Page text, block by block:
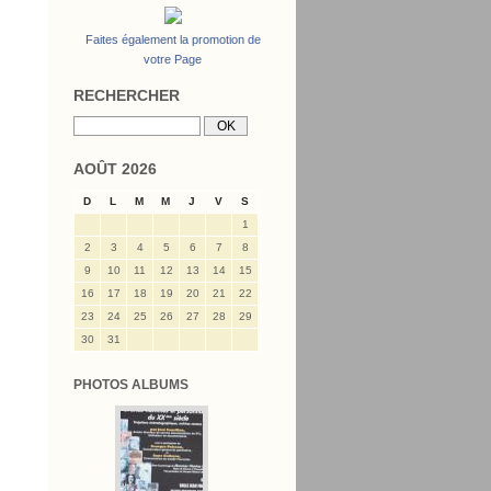
Faites également la promotion de
votre Page
RECHERCHER
AOÛT 2026
D L M M J V
S
1
2
3 4 5 6 7
8
9
10 11 12 13 14
15
16
17 18 19 20 21
22
23
24 25 26 27 28
29
30
31
PHOTOS ALBUMS